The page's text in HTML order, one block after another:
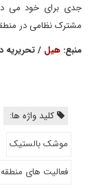
جدی برای خود می
مشترک نظامی در
منبع: هیل / تحریریه
کلید واژه ها:
موشک بالستیک
فعالیت های